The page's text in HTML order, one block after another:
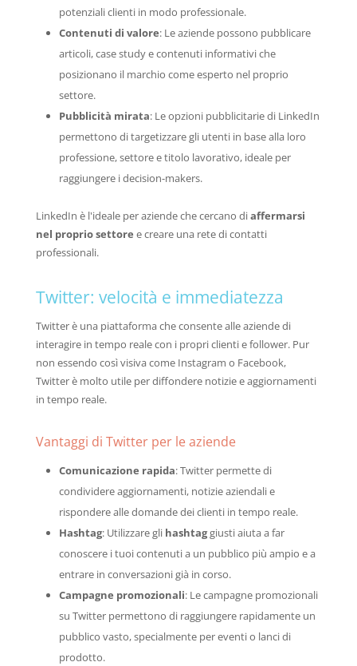
potenziali clienti in modo professionale.
Contenuti di valore: Le aziende possono pubblicare
articoli, case study e contenuti informativi che
posizionano il marchio come esperto nel proprio
settore.
Pubblicità mirata: Le opzioni pubblicitarie di LinkedIn
permettono di targetizzare gli utenti in base alla loro
professione, settore e titolo lavorativo, ideale per
raggiungere i decision-makers.
LinkedIn è l'ideale per aziende che cercano diaffermarsi
nel proprio settore e creare una rete di contatti
professionali.
Twitter: velocità e immediatezza
Twitter è una piattaforma che consente alle aziende di
interagire in tempo reale con i propri clienti e follower. Pur
non essendo così visiva come Instagram o Facebook,
Twitter è molto utile per diffondere notizie e aggiornamenti
in tempo reale.
Vantaggi di Twitter per le aziende
Comunicazione rapida: Twitter permette di
condividere aggiornamenti, notizie aziendali e
rispondere alle domande dei clienti in tempo reale.
Hashtag: Utilizzare gli hashtaggiusti aiuta a far
conoscere i tuoi contenuti a un pubblico più ampio e a
entrare in conversazioni già in corso.
Campagne promozionali: Le campagne promozionali
su Twitter permettono di raggiungere rapidamente un
pubblico vasto, specialmente per eventi o lanci di
prodotto.